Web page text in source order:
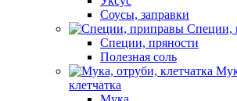
Соусы, заправки
Специи,
Специи, пряности
Полезная соль
клетчатка